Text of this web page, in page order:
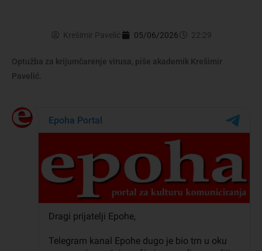
Krešimir Pavelić 05/06/2026 22:29
Optužba za krijumčarenje virusa, piše akademik Krešimir
Pavelić.